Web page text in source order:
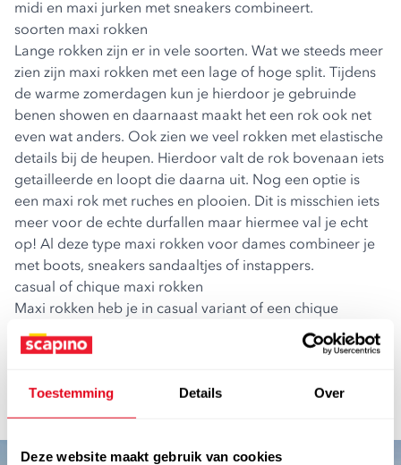
Toestemming Details Over
Deze website maakt gebruik van cookies
midi en maxi jurken met sneakers combineert.
soorten maxi rokken
Lange rokken zijn er in vele soorten. Wat we steeds meer
zien zijn maxi rokken met een lage of hoge split. Tijdens
de warme zomerdagen kun je hierdoor je gebruinde
benen showen en daarnaast maakt het een rok ook net
even wat anders. Ook zien we veel rokken met elastische
details bij de heupen. Hierdoor valt de rok bovenaan iets
getailleerde en loopt die daarna uit. Nog een optie is
een maxi rok met ruches en plooien. Dit is misschien iets
meer voor de echte durfallen maar hiermee val je echt
op! Al deze type maxi rokken voor dames combineer je
met boots, sneakers sandaaltjes of instappers.
casual of chique maxi rokken
Maxi rokken heb je in casual variant of een chique
variant. Het is maar net hoe je het combineert! Is een
casual lange rok wat voor jou? Ga dan voor eenT-shirt
jij een lange rok aan naar een bruiloft? Kies dan voor een
netteblouseen een blazer.